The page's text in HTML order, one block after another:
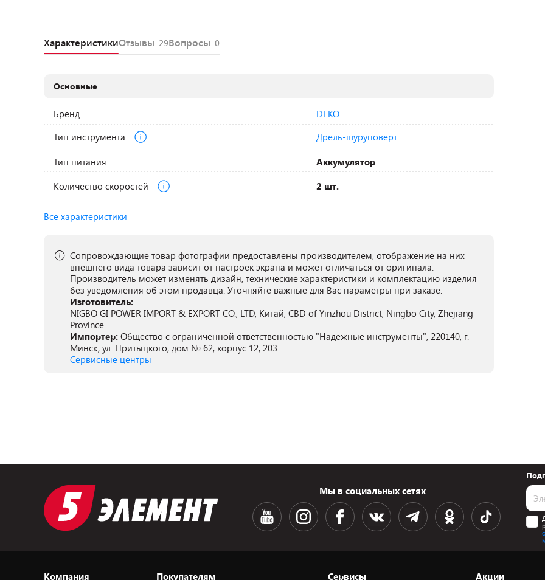
ХарактеристикиОтзывы 29Вопросы 0
Основные
Бренд
DEKO
Тип инструмента
Дрель-шуруповерт
Тип питания
Аккумулятор
Количество скоростей
2 шт.
Все характеристики
Сопровождающие товар фотографии предоставлены производителем, отображение на них
внешнего вида товара зависит от настроек экрана и может отличаться от оригинала.
Производитель может изменять дизайн, технические характеристики и комплектацию изделия
без уведомления об этом продавца. Уточняйте важные для Вас параметры при заказе.
Изготовитель:
NIGBO GI POWER IMPORT & EXPORT CO., LTD, Китай, CBD of Yinzhou District, Ningbo City, Zhejiang
Province
Импортер: Общество с ограниченной ответственностью "Надёжные инструменты", 220140, г.
Минск, ул. Притыцкого, дом № 62, корпус 12, 203
Сервисные центры
Мы в социальных сетях
Компания Покупателям Сервисы Акции